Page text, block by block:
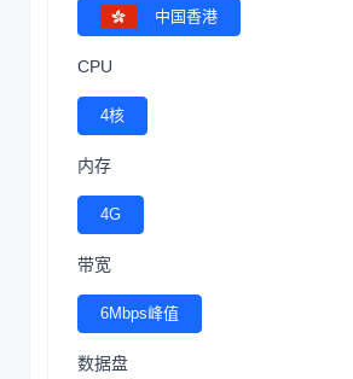
中国香港
CPU
4核
内存
4G
带宽
6Mbps峰值
数据盘